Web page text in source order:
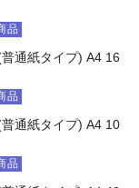
品
通紙タイプ) A4 16
品
通紙タイプ) A4 10
品